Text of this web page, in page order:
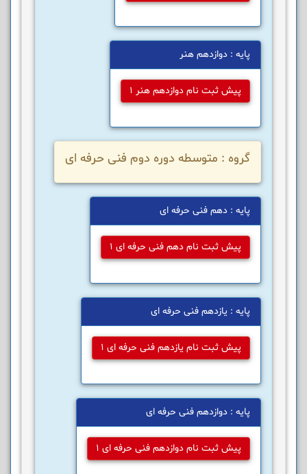
پایه : دوازدهم هنر
پیش ثبت نام دوازدهم هنر 1
گروه : متوسطه دوره دوم فنی حرفه ای
پایه : دهم فنی حرفه ای
پیش ثبت نام دهم فنی حرفه ای 1
پایه : یازدهم فنی حرفه ای
پیش ثبت نام یازدهم فنی حرفه ای 1
پایه : دوازدهم فنی حرفه ای
پیش ثبت نام دوازدهم فنی حرفه ای 1